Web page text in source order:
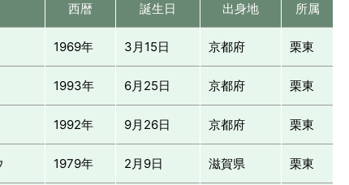
西暦 誕生日 出身地 所属
1969年 3月15日 京都府 栗東
1993年 6月25日 京都府 栗東
1992年 9月26日 京都府 栗東
1979年 2月9日 滋賀県 栗東